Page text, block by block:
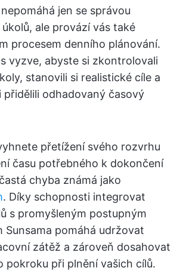
jen se správou
ale provází vás také
procesem denního plánování.
vyzve, abyste si zkontrolovali
stanovili si realistické cíle a
přidělili odhadovaný časový
přetížení svého rozvrhu
času potřebného k dokončení
chyba známá jako
. Díky schopnosti integrovat
s promyšleným postupným
Sunsama pomáhá udržovat
zátěž a zároveň dosahovat
pokroku při plnění vašich cílů.